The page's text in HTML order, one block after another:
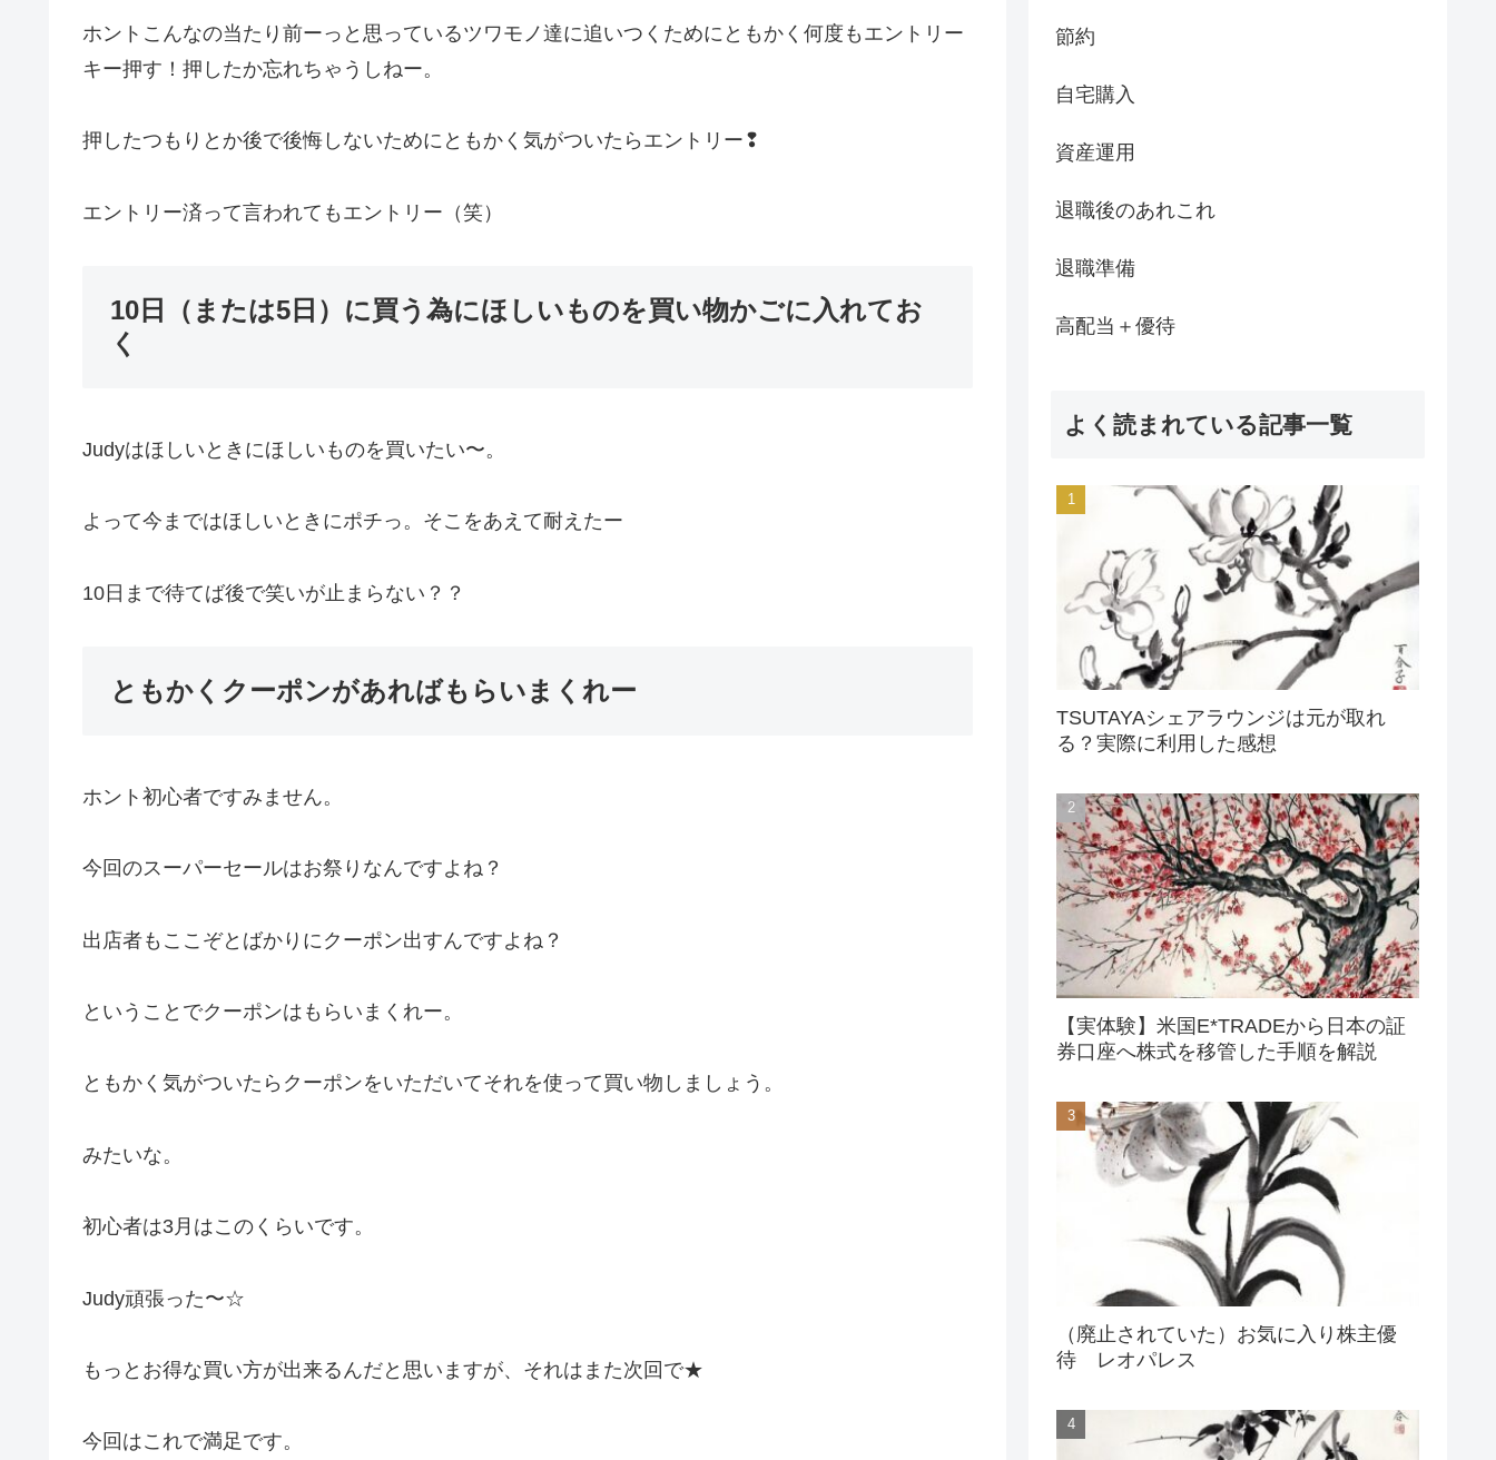
ホントこんなの当たり前ーっと思っているツワモノ達に追いつくためにともかく何度もエントリー
キー押す！押したか忘れちゃうしねー。
押したつもりとか後で後悔しないためにともかく気がついたらエントリー❢
エントリー済って言われてもエントリー（笑）
10日（または5日）に買う為にほしいものを買い物かごに入れてお
く
Judyはほしいときにほしいものを買いたい〜。
よって今まではほしいときにポチっ。そこをあえて耐えたー
10日まで待てば後で笑いが止まらない？？
ともかくクーポンがあればもらいまくれー
ホント初心者ですみません。
今回のスーパーセールはお祭りなんですよね？
出店者もここぞとばかりにクーポン出すんですよね？
ということでクーポンはもらいまくれー。
ともかく気がついたらクーポンをいただいてそれを使って買い物しましょう。
みたいな。
初心者は3月はこのくらいです。
Judy頑張った〜☆
もっとお得な買い方が出来るんだと思いますが、それはまた次回で★
今回はこれで満足です。
節約
自宅購入
資産運用
退職後のあれこれ
退職準備
高配当＋優待
よく読まれている記事一覧
TSUTAYAシェアラウンジは元が取れ
る？実際に利用した感想
【実体験】米国E*TRADEから日本の証
券口座へ株式を移管した手順を解説
（廃止されていた）お気に入り株主優
待 レオパレス